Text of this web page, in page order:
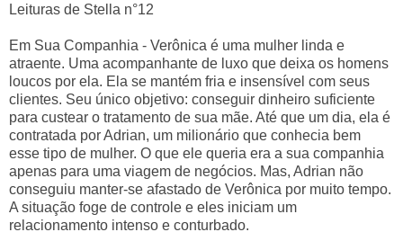
Leituras de Stella n°12
Em Sua Companhia - Verônica é uma mulher linda e
atraente. Uma acompanhante de luxo que deixa os homens
loucos por ela. Ela se mantém fria e insensível com seus
clientes. Seu único objetivo: conseguir dinheiro suficiente
para custear o tratamento de sua mãe. Até que um dia, ela é
contratada por Adrian, um milionário que conhecia bem
esse tipo de mulher. O que ele queria era a sua companhia
apenas para uma viagem de negócios. Mas, Adrian não
conseguiu manter-se afastado de Verônica por muito tempo.
A situação foge de controle e eles iniciam um
relacionamento intenso e conturbado.